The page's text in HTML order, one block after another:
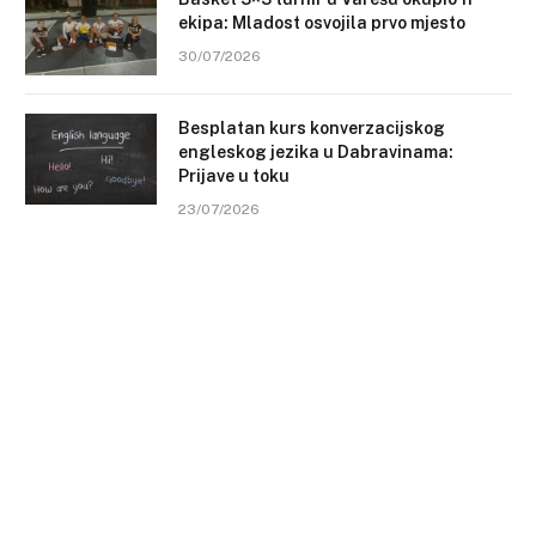
ekipa: Mladost osvojila prvo mjesto
30/07/2026
Besplatan kurs konverzacijskog
engleskog jezika u Dabravinama:
Prijave u toku
23/07/2026